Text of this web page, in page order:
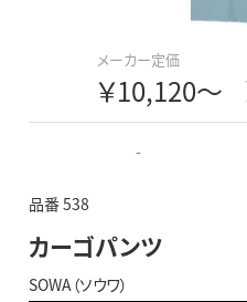
メーカー定価
￥10,120～
-
品番 538
カーゴパンツ
SOWA（ソウワ）